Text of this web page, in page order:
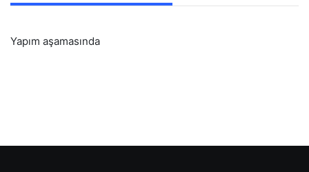
Yapım aşamasında